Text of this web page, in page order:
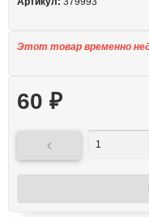
Этот товар временно
60 ₽
